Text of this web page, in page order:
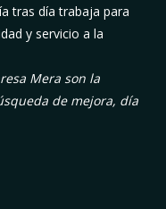
tras día trabaja para
y servicio a la
Mera son la
de mejora, día